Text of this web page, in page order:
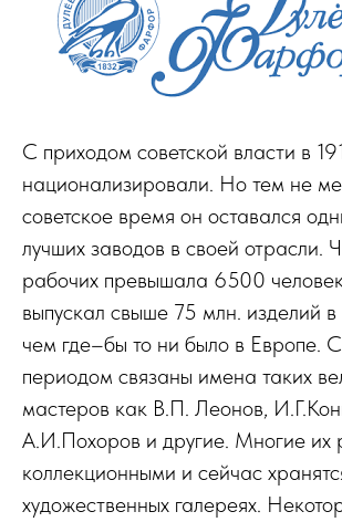
С приходом советской власти в
национализировали. Но тем не
советское время он оставался
лучших заводов в своей отрасли.
рабочих превышала 6500
выпускал свыше 75 млн. изделий
чем где–бы то ни было в Европе.
периодом связаны имена таких
мастеров как В.П. Леонов,
А.И.Похоров и другие. Многие их
коллекционными и сейчас
художественных галереях.